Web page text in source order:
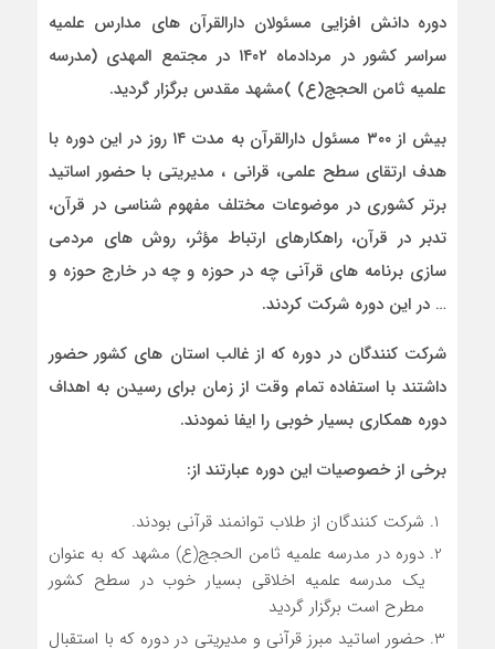
دوره دانش افزایی مسئولان دارالقرآن های مدارس علمیه
سراسر کشور در مردادماه ۱۴۰۲ در مجتمع المهدی (مدرسه
علمیه ثامن الحجج(ع) )مشهد مقدس برگزار گردید.
بیش از ۳۰۰ مسئول دارالقرآن به مدت ۱۴ روز در این دوره با
هدف ارتقای سطح علمی، قرانی ، مدیریتی با حضور اساتید
برتر کشوری در موضوعات مختلف مفهوم شناسی در قرآن،
تدبر در قرآن، راهکارهای ارتباط مؤثر، روش های مردمی
سازی برنامه های قرآنی چه در حوزه و چه در خارج حوزه و
… در این دوره شرکت کردند.
شرکت کنندگان در دوره که از غالب استان های کشور حضور
داشتند با استفاده تمام وقت از زمان برای رسیدن به اهداف
دوره همکاری بسیار خوبی را ایفا نمودند.
برخی از خصوصیات این دوره عبارتند از:
شرکت کنندگان از طلاب توانمند قرآنی بودند.
دوره در مدرسه علمیه ثامن الحجج(ع) مشهد که به عنوان
یک مدرسه علمیه اخلاقی بسیار خوب در سطح کشور
مطرح است برگزار گردید
حضور اساتید مبرز قرآنی و مدیریتی در دوره که با استقبال